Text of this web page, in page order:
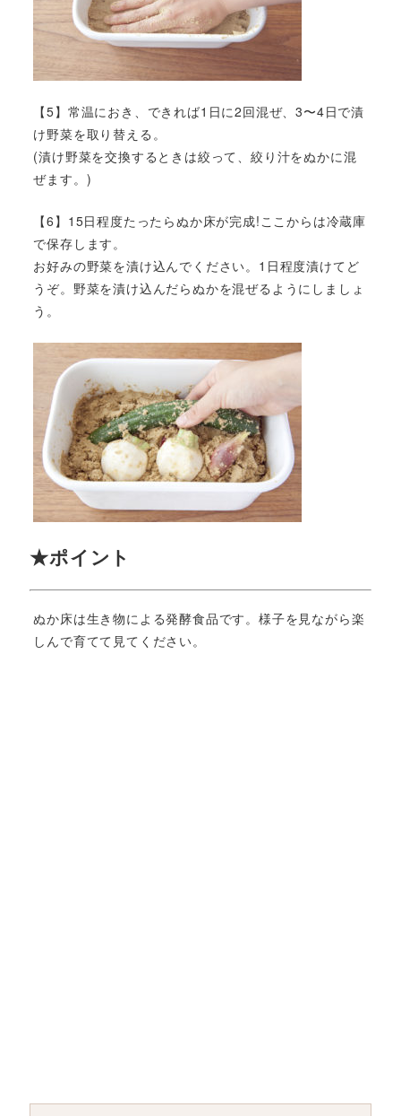
【5】常温におき、できれば1日に2回混ぜ、3〜4日で漬
け野菜を取り替える。
(漬け野菜を交換するときは絞って、絞り汁をぬかに混
ぜます。)
【6】15日程度たったらぬか床が完成!ここからは冷蔵庫
で保存します。
お好みの野菜を漬け込んでください。1日程度漬けてど
うぞ。野菜を漬け込んだらぬかを混ぜるようにしましょ
う。
★ポイント
ぬか床は生き物による発酵食品です。様子を見ながら楽
しんで育てて見てください。